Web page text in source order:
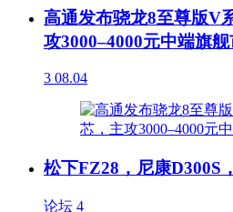
高通发布骁龙8至尊版V
攻3000–4000元中端旗
3 08.04
松下FZ28，尼康D300S
论坛 4